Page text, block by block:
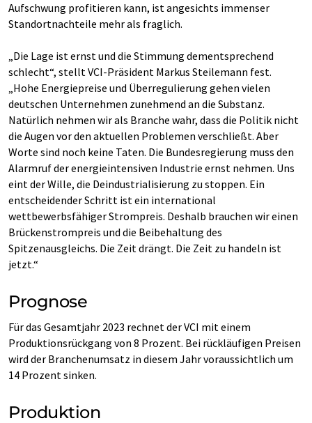
Aufschwung profitieren kann, ist angesichts immenser
Standortnachteile mehr als fraglich.
„Die Lage ist ernst und die Stimmung dementsprechend
schlecht“, stellt VCI-Präsident Markus Steilemann fest.
„Hohe Energiepreise und Überregulierung gehen vielen
deutschen Unternehmen zunehmend an die Substanz.
Natürlich nehmen wir als Branche wahr, dass die Politik nicht
die Augen vor den aktuellen Problemen verschließt. Aber
Worte sind noch keine Taten. Die Bundesregierung muss den
Alarmruf der energieintensiven Industrie ernst nehmen. Uns
eint der Wille, die Deindustrialisierung zu stoppen. Ein
entscheidender Schritt ist ein international
wettbewerbsfähiger Strompreis. Deshalb brauchen wir einen
Brückenstrompreis und die Beibehaltung des
Spitzenausgleichs. Die Zeit drängt. Die Zeit zu handeln ist
jetzt.“
Prognose
Für das Gesamtjahr 2023 rechnet der VCI mit einem
Produktionsrückgang von 8 Prozent. Bei rückläufigen Preisen
wird der Branchenumsatz in diesem Jahr voraussichtlich um
14 Prozent sinken.
Produktion